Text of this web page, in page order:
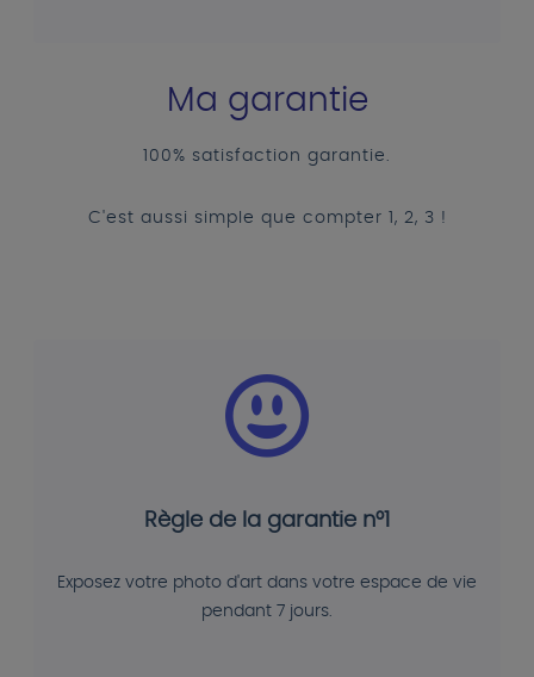
Ma garantie
100% satisfaction garantie.
C'est aussi simple que compter 1, 2, 3 !
Règle de la garantie n°1
Exposez votre photo d'art dans votre espace de vie
pendant 7 jours.